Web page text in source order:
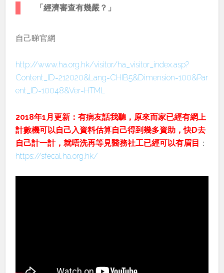
「經濟審查有幾嚴？」
自己睇官網
http://www.ha.org.hk/visitor/ha_visitor_index.asp?
Content_ID=212020&Lang=CHIB5&Dimension=100&Par
ent_ID=10048&Ver=HTML
2018年1月更新：有病友話我聽，原來而家已經有網上
計數機可以自己入資料估算自己得到幾多資助，快D去
自己計一計，就唔洗再等見醫務社工已經可以有眉目 ：
https://sfecal.ha.org.hk/